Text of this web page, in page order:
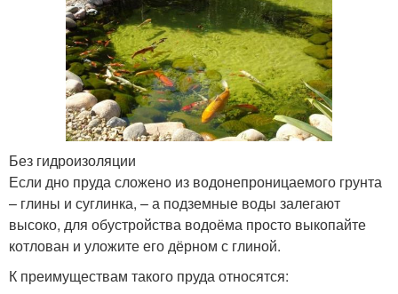
Без гидроизоляции
Если дно пруда сложено из водонепроницаемого грунта
– глины и суглинка, – а подземные воды залегают
высоко, для обустройства водоёма просто выкопайте
котлован и уложите его дёрном с глиной.
К преимуществам такого пруда относятся: